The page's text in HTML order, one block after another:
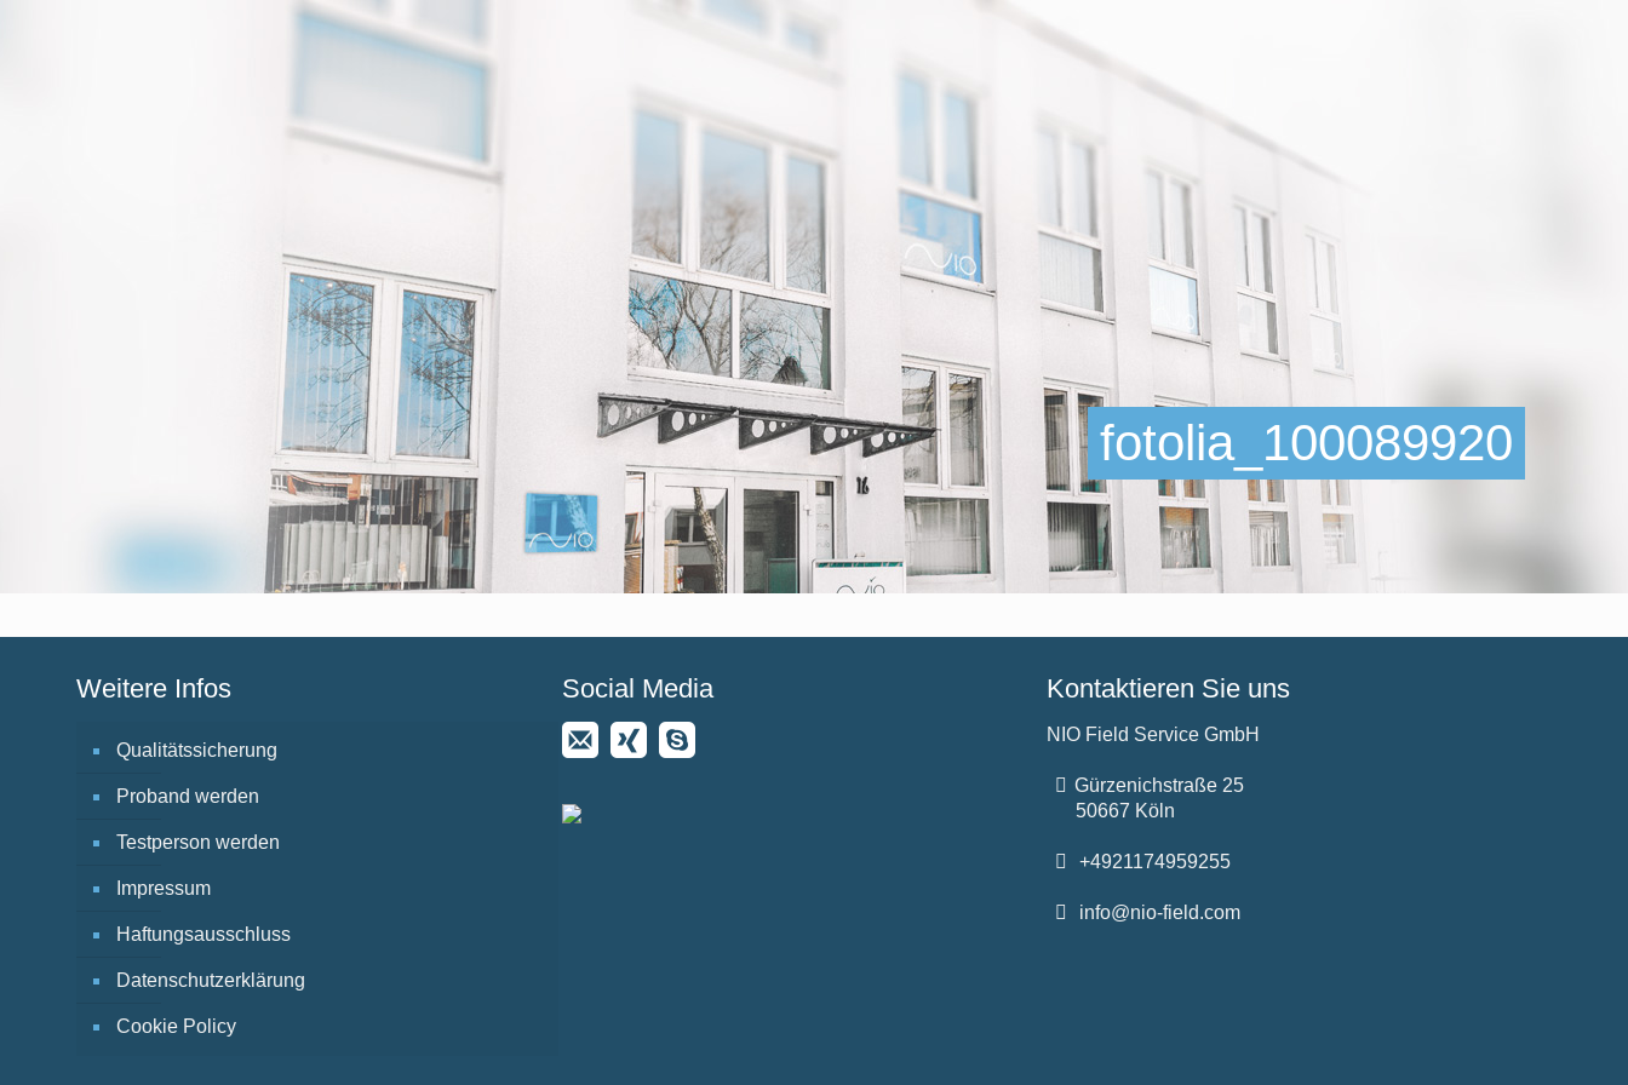
fotolia_100089920
Weitere Infos
Qualitätssicherung
Proband werden
Testperson werden
Impressum
Haftungsausschluss
Datenschutzerklärung
Cookie Policy
Social Media Kontaktieren Sie uns
NIO Field Service GmbH
Gürzenichstraße 25
50667 Köln
+4921174959255
info@nio-field.com